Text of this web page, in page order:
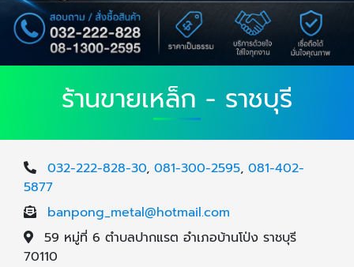
ร้านขายเหล็ก - ราชบุรี
032-222-828-30, 081-300-2595, 081-402-
5877
banpong_metal@hotmail.com
59 หมู่ที่ 6 ตำบลปากแรต อำเภอบ้านโป่ง ราชบุรี
70110